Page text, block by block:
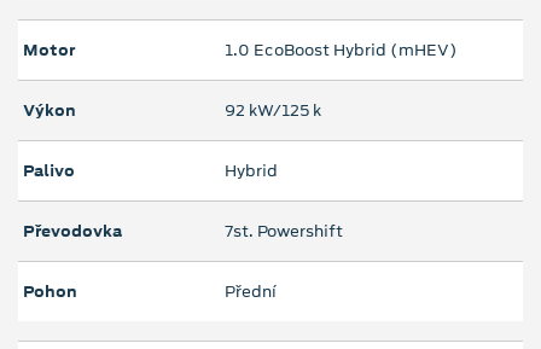
Motor 1.0 EcoBoost Hybrid (mHEV)
Výkon 92 kW/125 k
Palivo Hybrid
Převodovka 7st. Powershift
Pohon Přední